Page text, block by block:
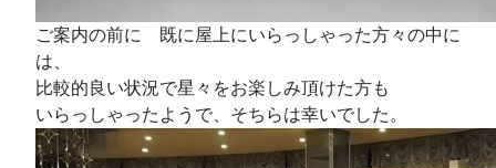
ご案内の前に 既に屋上にいらっしゃった方々の中に
は、
比較的良い状況で星々をお楽しみ頂けた方も
いらっしゃったようで、そちらは幸いでした。